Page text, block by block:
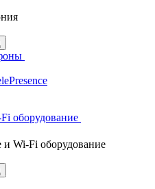
оборудование
и Wi-Fi оборудование